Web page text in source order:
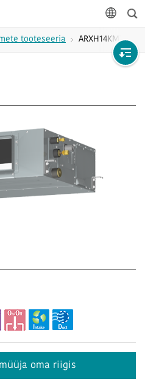
Otsi
tooteseeria ARXH14KMTAP
oma riigis